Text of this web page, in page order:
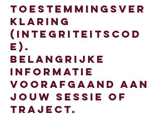
Toestemmingsver
klaring
(Integriteitscod
e).
Belangrijke
informatie
voorafgaand aan
jouw sessie of
traject.